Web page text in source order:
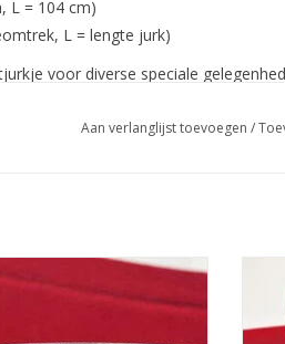
L = 104 cm)
L = lengte jurk)
voor diverse speciale
pasvorm.
140 zijn in kleur wit
gebroken wit.
Aan verlanglijst toevoegen /
Prinsesje Diadeem om een
helemaal af te maken! De
voor een Meisjesjurk.